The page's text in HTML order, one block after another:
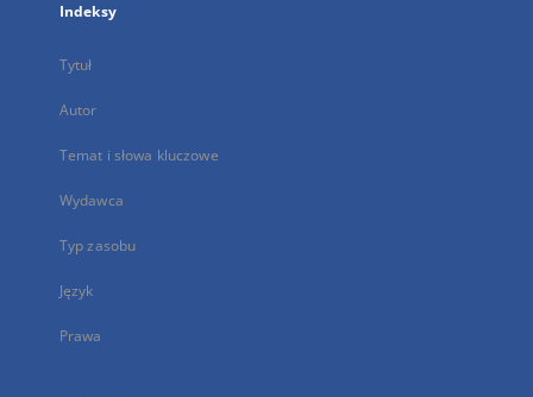
Indeksy
Tytuł
Autor
Temat i słowa kluczowe
Wydawca
Typ zasobu
Język
Prawa